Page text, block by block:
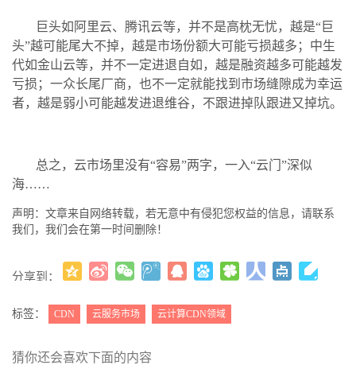
巨头如阿里云、腾讯云等，并不是高枕无忧，越是“巨
头”越可能尾大不掉，越是市场份额大可能亏损越多；中生
代如金山云等，并不一定进退自如，越是融资越多可能越发
亏损；一众长尾厂商，也不一定就能找到市场缝隙成为幸运
者，越是弱小可能越发进退维谷，不跟进掉队跟进又掉坑。
总之，云市场里没有“容易”两字，一入“云门”深似
海……
声明：文章来自网络转载，若无意中有侵犯您权益的信息，请联系
我们，我们会在第一时间删除！
分享到：
标签： CDN 云服务市场 云计算CDN领域
猜你还会喜欢下面的内容